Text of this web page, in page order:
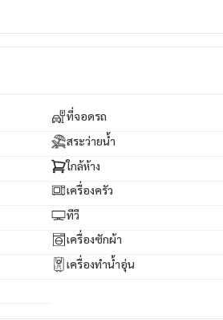
ที่จอดรถ
สระว่ายน้ำ
ใกล้ห้าง
เครื่องครัว
ทีวี
เครื่องซักผ้า
เครื่องทำน้ำอุ่น